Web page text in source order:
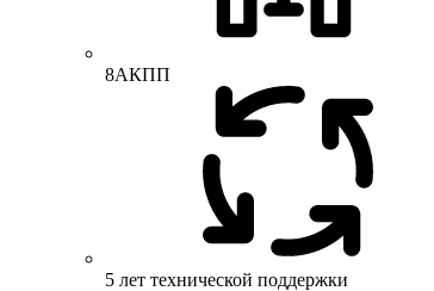
8АКПП
5 лет технической поддержки